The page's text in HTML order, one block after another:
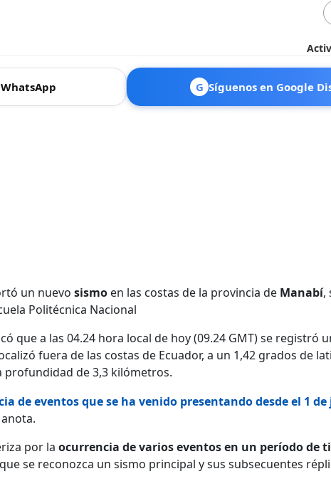
G Síguenos en Google
un nuevo sismo en las costas de la provincia de Manabí,
Politécnica Nacional
que a las 04.24 hora local de hoy (09.24 GMT) se registró
fuera de las costas de Ecuador, a un 1,42 grados de
profundidad de 3,3 kilómetros.
de eventos que se ha venido presentando desde el 1
por la ocurrencia de varios eventos en un período de
se reconozca un sismo principal y sus subsecuentes